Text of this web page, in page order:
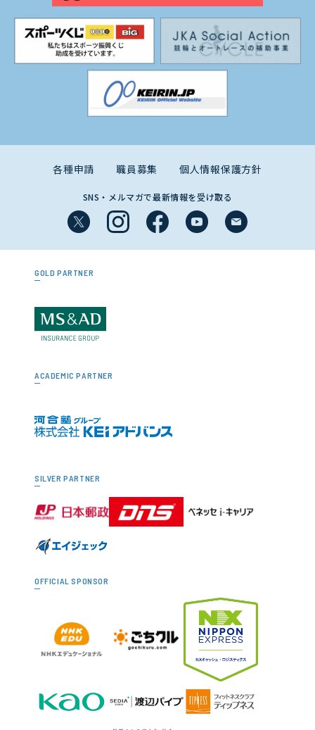
各種申請 職員募集 個人情報保護方針
SNS・メルマガで最新情報を受け取る
GOLD PARTNER
ACADEMIC PARTNER
SILVER PARTNER
OFFICIAL SPONSOR